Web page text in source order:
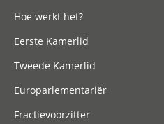
Hoe werkt het?
Eerste Kamerlid
Tweede Kamerlid
Europarlementariër
Fractievoorzitter